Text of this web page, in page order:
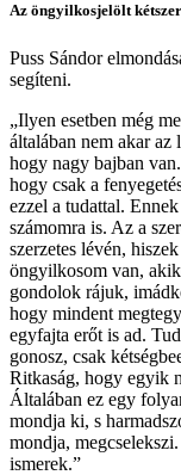
Az öngyilkosjelölt
Puss Sándor
segíteni.
„Ilyen esetben még
általában nem akar az
hogy nagy bajban
hogy csak a
ezzel a tudattal.
számomra is. Az a
szerzetes lévén,
öngyilkosom van,
gondolok rájuk,
hogy mindent
egyfajta erőt is ad.
gonosz, csak
Ritkaság, hogy egyik
Általában ez egy
mondja ki, s
mondja,
ismerek.”